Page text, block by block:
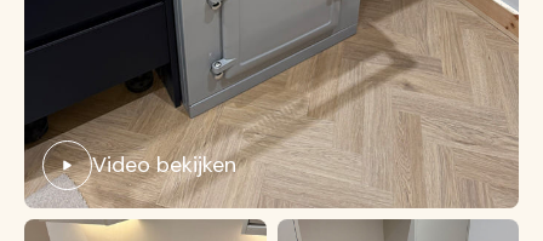
Video bekijken